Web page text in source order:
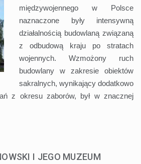
międzywojennego w Polsce
naznaczone były intensywną
działalnością budowlaną związaną
z odbudową kraju po stratach
wojennych. Wzmożony ruch
budowlany w zakresie obiektów
sakralnych, wynikający dodatkowo
z okresu zaborów, był w znacznej
I JEGO MUZEUM